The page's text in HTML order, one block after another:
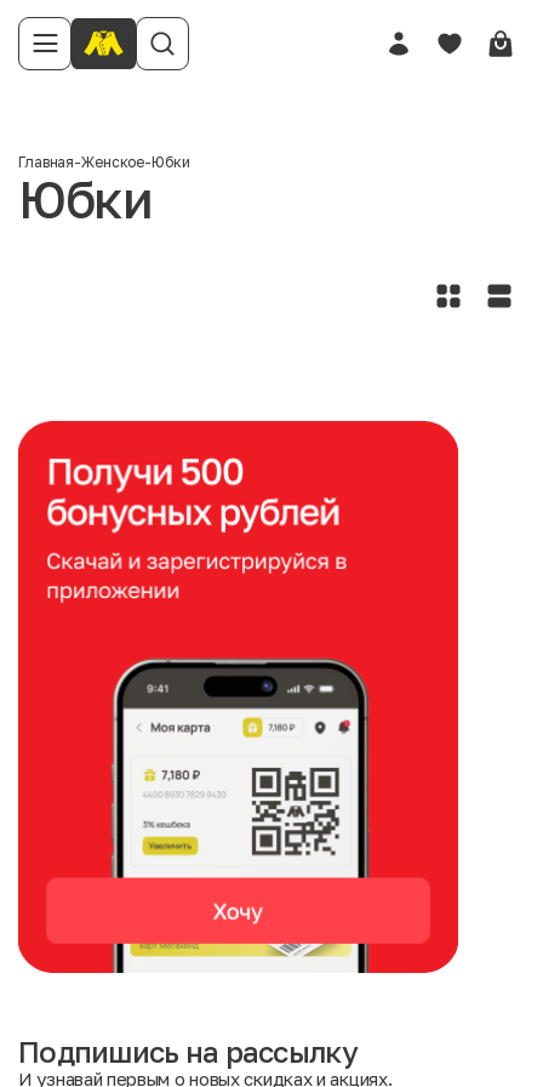
Главная-Женское-Юбки
Юбки
Подпишись на рассылку
И узнавай первым о новых скидках и акциях.